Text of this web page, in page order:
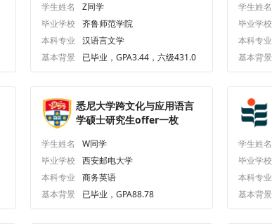
学生姓名
Z同学
毕业学校
齐鲁师范学院
本科专业
汉语言文学
基本背景
已毕业，GPA3.44，六级431.0
学生姓名
毕业学校
本科专业
基本背景
悉尼大学跨文化与应用语言
学硕士研究生offer一枚
学生姓名
W同学
毕业学校
西安邮电大学
本科专业
商务英语
基本背景
已毕业，GPA88.78
学生姓名
毕业学校
本科专业
基本背景